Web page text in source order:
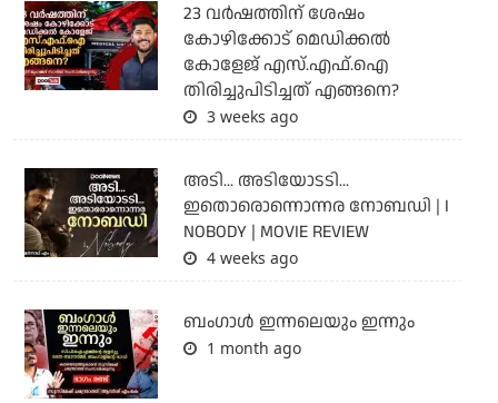
23 വർഷത്തിന് ശേഷം
കോഴിക്കോട് മെഡിക്കൽ
കോളേജ് എസ്.എഫ്.ഐ
തിരിച്ചുപിടിച്ചത് എങ്ങനെ?
3 weeks ago
അടി... അടിയോടടി...
ഇതൊരൊന്നൊന്നര നോബഡി | I
NOBODY | MOVIE REVIEW
4 weeks ago
ബംഗാള്‍ ഇന്നലെയും ഇന്നും
1 month ago